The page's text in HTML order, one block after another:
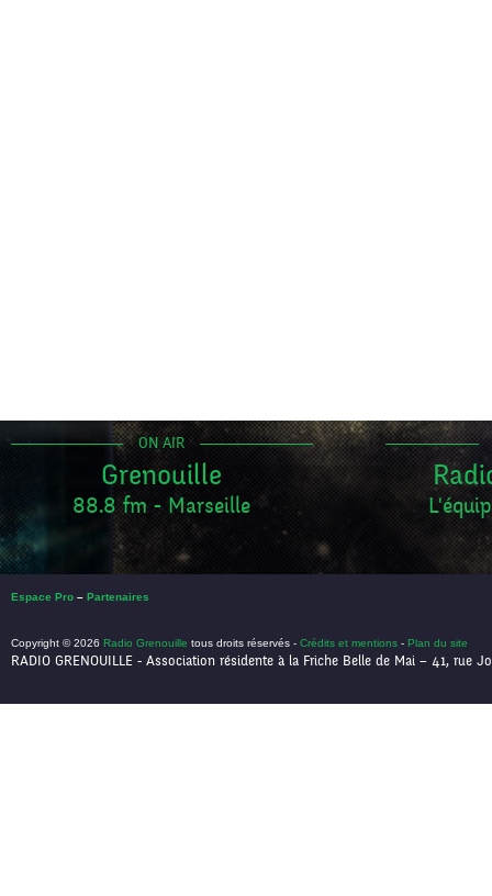
ON AIR
Grenouille
88.8 fm - Marseille
Espace Pro – Partenaires
Copyright © 2026 Radio Grenouille tous droits réservés - Crédits et mentions - Plan du site
RADIO GRENOUILLE - Association résidente à la Friche Belle de Mai – 41, rue